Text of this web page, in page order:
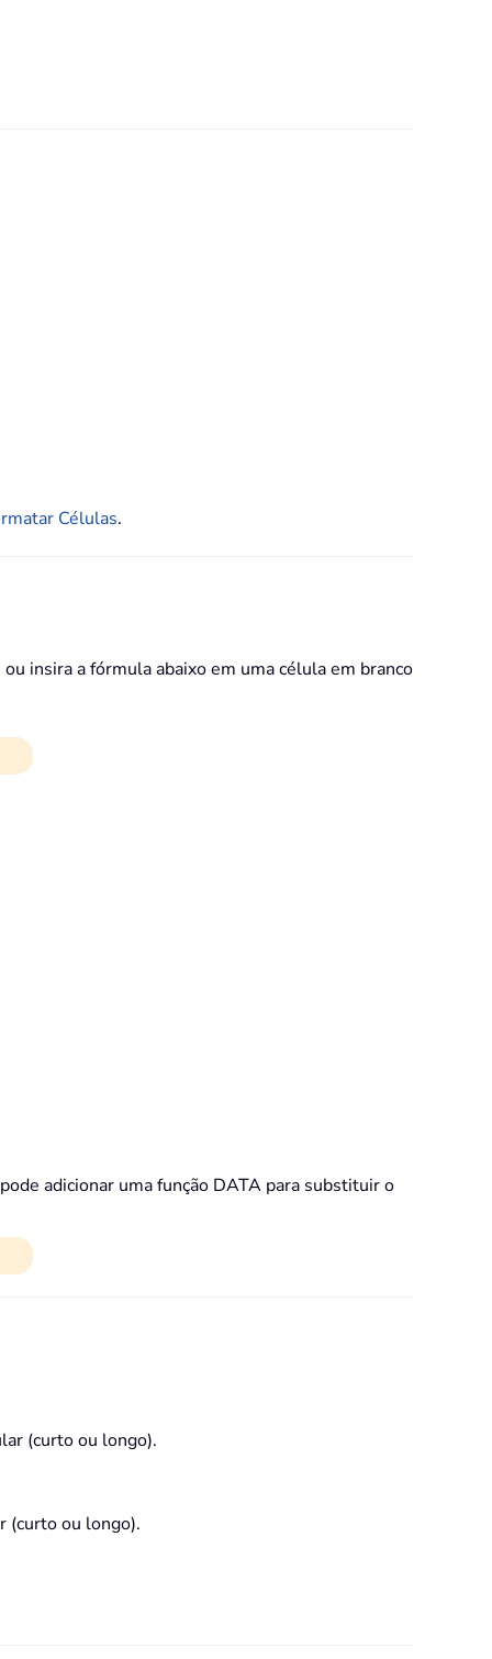
Células.
insira a fórmula abaixo em uma célula em branco
adicionar uma função DATA para substituir o
(curto ou longo).
(curto ou longo).